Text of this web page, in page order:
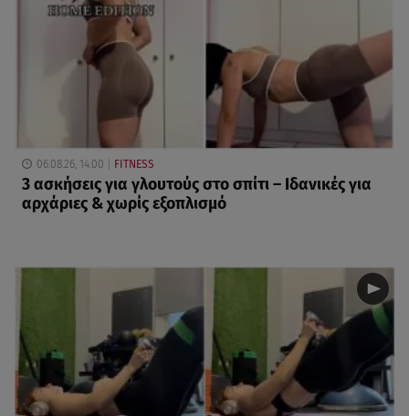
06.08.26, 14:00 FITNESS
3 ασκήσεις για γλουτούς στο σπίτι – Ιδανικές για
αρχάριες & χωρίς εξοπλισμό